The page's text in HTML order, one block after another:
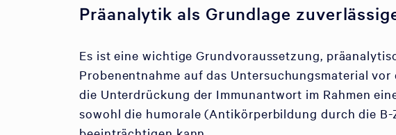
Präanalytik als Grundlage
Es ist eine wichtige Grundvoraussetzung,
Probenentnahme auf das Untersuchungsmaterial
die Unterdrückung der Immunantwort im Rahmen
sowohl die humorale (Antikörperbildung durch die